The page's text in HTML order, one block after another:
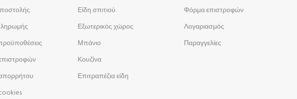
Είδη σπιτιού
Εξωτερικός χώρος
Μπάνιο
Κουζίνα
Επιτραπέζια είδη
Φόρμα επιστροφών
Λογαριασμός
Παραγγελίες